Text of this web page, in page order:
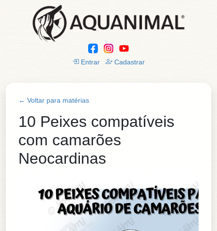
Entrar Cadastrar
← Voltar para matérias
10 Peixes compatíveis
com camarões
Neocardinas